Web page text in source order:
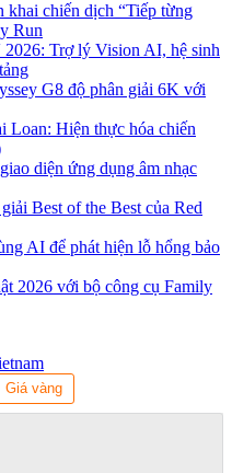
khai chiến dịch “Tiếp từng
Run
2026: Trợ lý Vision AI, hệ sinh
G8 độ phân giải 6K với
Loan: Hiện thực hóa chiến
diện ứng dụng âm nhạc
Best of the Best của Red
AI để phát hiện lỗ hổng bảo
2026 với bộ công cụ Family
Giá vàng